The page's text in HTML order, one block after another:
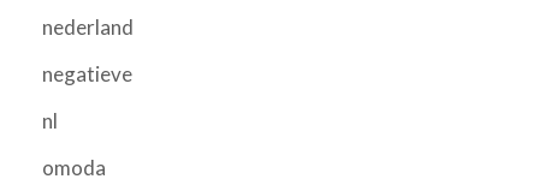
nederland
negatieve
nl
omoda